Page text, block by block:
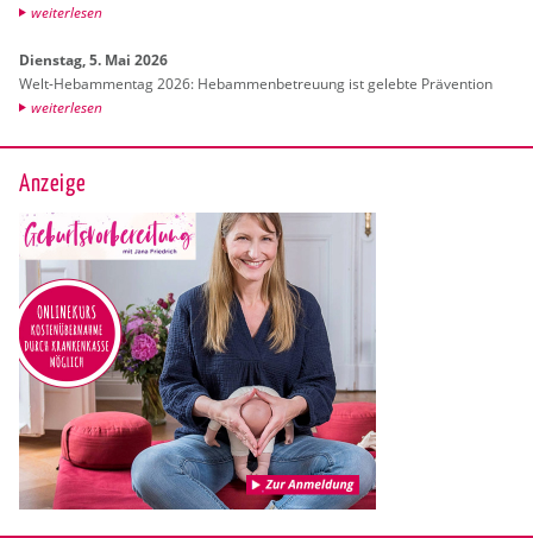
wei­ter­le­sen
Diens­tag, 5. Mai 2026
Welt-Heb­am­men­tag 2026: Heb­am­men­be­treu­ung ist ge­leb­te Prä­ven­ti­on
wei­ter­le­sen
Anzeige